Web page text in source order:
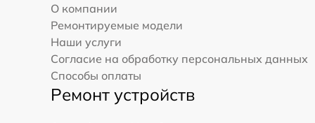
О компании
Ремонтируемые модели
Наши услуги
Согласие на обработку персональных данных
Способы оплаты
Ремонт устройств